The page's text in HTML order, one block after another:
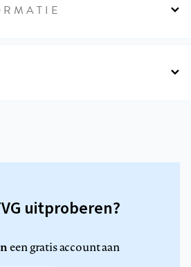
uitproberen?
een gratis account aan